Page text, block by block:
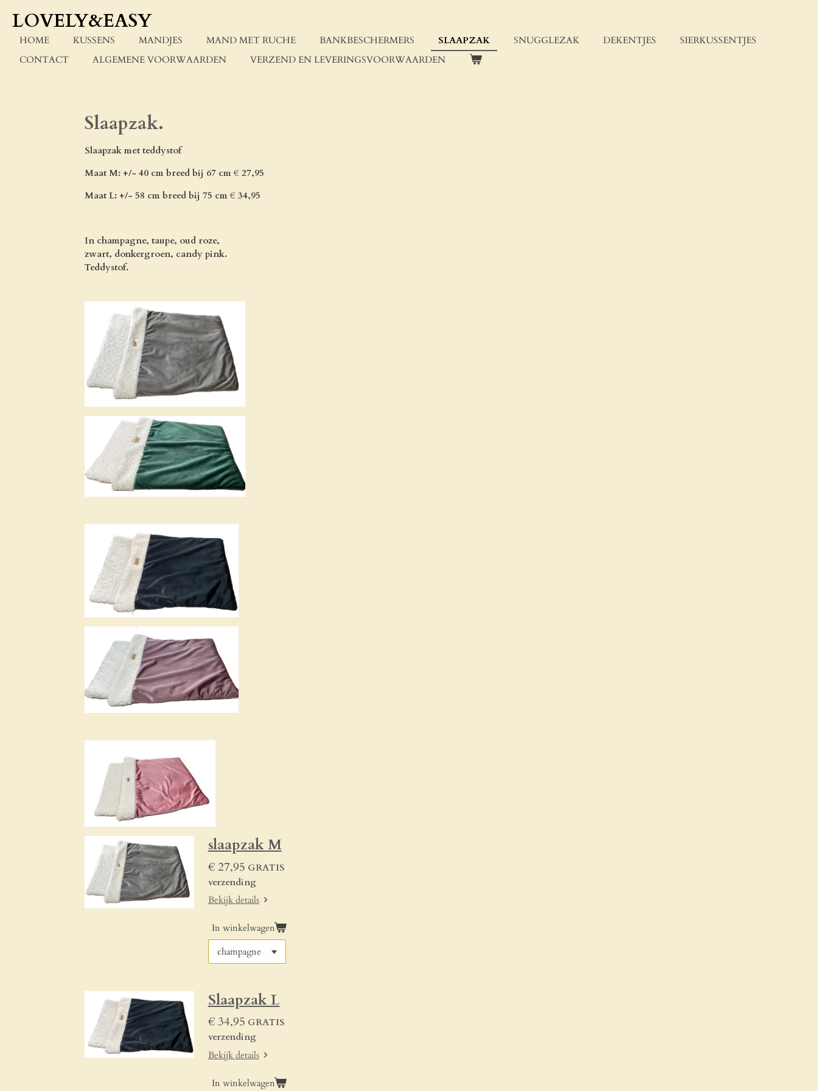
Ga
direct
naar
hoofdinhoud
LOVELY&EASY
HOME KUSSENS MANDJES MAND MET RUCHE BANKBESCHERMERS SLAAPZAK SNUGGLEZAK DEKENTJES
SIERKUSSENTJES
CONTACT
ALGEMENE VOORWAARDEN VERZEND EN LEVERINGSVOORWAARDEN
Slaapzak.
Slaapzak met teddystof
Maat M: +/- 40 cm breed bij 67 cm € 27,95
Maat L: +/- 58 cm breed bij 75 cm € 34,95
In champagne, taupe, oud roze,
zwart, donkergroen, candy pink.
Teddystof.
slaapzak M
€ 27,95 GRATIS
verzending
Bekijk details
In winkelwagen
Slaapzak L
€ 34,95 GRATIS
verzending
Bekijk details
In winkelwagen